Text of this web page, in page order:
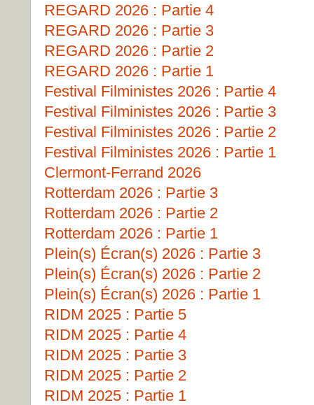
REGARD 2026 : Partie 4
REGARD 2026 : Partie 3
REGARD 2026 : Partie 2
REGARD 2026 : Partie 1
Festival Filministes 2026 : Partie 4
Festival Filministes 2026 : Partie 3
Festival Filministes 2026 : Partie 2
Festival Filministes 2026 : Partie 1
Clermont-Ferrand 2026
Rotterdam 2026 : Partie 3
Rotterdam 2026 : Partie 2
Rotterdam 2026 : Partie 1
Plein(s) Écran(s) 2026 : Partie 3
Plein(s) Écran(s) 2026 : Partie 2
Plein(s) Écran(s) 2026 : Partie 1
RIDM 2025 : Partie 5
RIDM 2025 : Partie 4
RIDM 2025 : Partie 3
RIDM 2025 : Partie 2
RIDM 2025 : Partie 1